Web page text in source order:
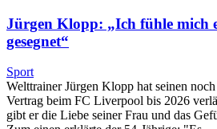
Jürgen Klopp: „Ich fühle mich
gesegnet“
Sport
Welttrainer Jürgen Klopp hat seinen
Vertrag beim FC Liverpool bis 2026
gibt er die Liebe seiner Frau und das